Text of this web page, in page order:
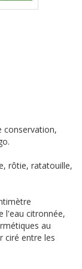
conservation,
rôtie, ratatouille,
l'eau citronnée,
au
ciré entre les